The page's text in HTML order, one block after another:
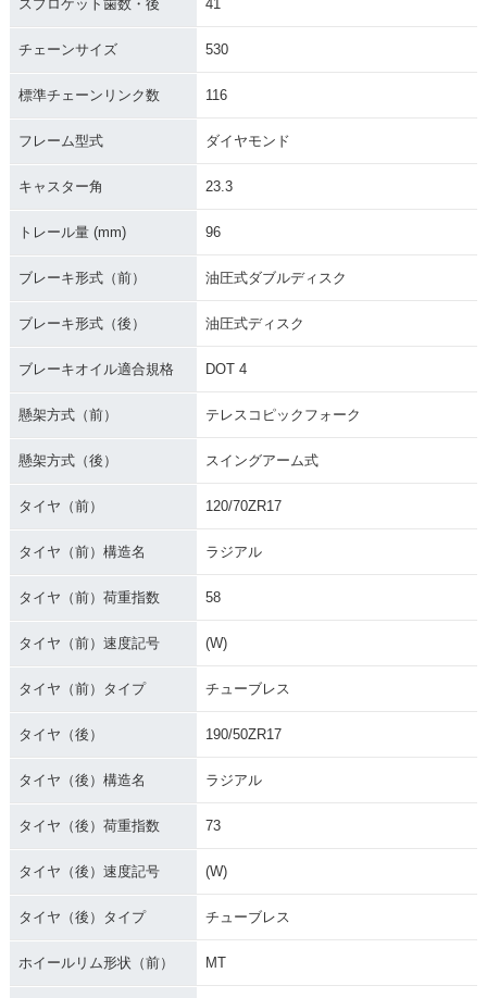
R・マイナーチェン
R・新登場
スプロケット歯数・後 41
チェーンサイズ 530
標準チェーンリンク数 116
フレーム型式 ダイヤモンド
キャスター角 23.3
トレール量 (mm) 96
ブレーキ形式（前） 油圧式ダブルディスク
ブレーキ形式（後） 油圧式ディスク
ブレーキオイル適合規格 DOT 4
懸架方式（前） テレスコピックフォーク
懸架方式（後） スイングアーム式
タイヤ（前） 120/70ZR17
タイヤ（前）構造名 ラジアル
タイヤ（前）荷重指数 58
タイヤ（前）速度記号 (W)
タイヤ（前）タイプ チューブレス
タイヤ（後） 190/50ZR17
タイヤ（後）構造名 ラジアル
タイヤ（後）荷重指数 73
タイヤ（後）速度記号 (W)
タイヤ（後）タイプ チューブレス
ホイールリム形状（前） MT